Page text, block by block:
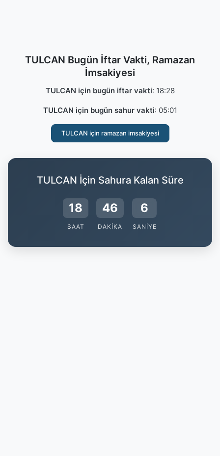
TULCAN Bugün İftar Vakti, Ramazan
İmsakiyesi
TULCAN için bugün iftar vakti: 18:28
TULCAN için bugün sahur vakti: 05:01
TULCAN için ramazan imsakiyesi
TULCAN İçin Sahura Kalan Süre
18
SAAT
46
DAKIKA
5
SANIYE